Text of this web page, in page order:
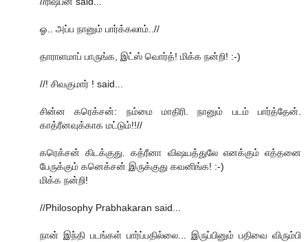
ஓ.. அப்ப நானும் பார்க்கலாம்..//
தாராளமாப் பாருங்க, இட்ஸ் வொர்த்! மிக்க நன்றி! :-)
//! சிவகுமார் ! said...
சின்ன கரெக்சன்: நம்மை மாதிரி. நானும் படம் பார்த்தேன்.
காத்ரீனவுக்காக மட்டும்!!//
கரெக்சன் கிடக்குது. கத்ரீனா விஷயத்துலே எனக்கும் எத்தனை
பேருக்கும் கனெக்சன் இருக்குது கவனிங்க! :-)
மிக்க நன்றி!
//Philosophy Prabhakaran said...
நான் இந்தி படங்கள் பார்ப்பதில்லை... இருப்பினும் பதிவை விரும்பி